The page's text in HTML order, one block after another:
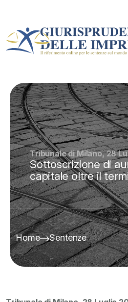
Tribunale di Milano, 28
Sottoscrizione di
capitale oltre il
Home Sentenze